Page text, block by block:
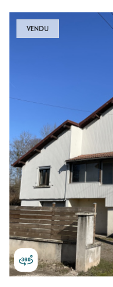
VENDU